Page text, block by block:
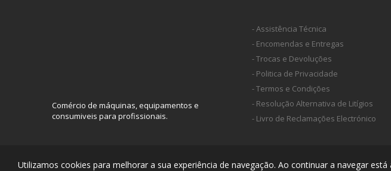
Utilizamos cookies para melhorar a sua experiência de navegação. Ao continuar a navegar está
Comércio de máquinas, equipamentos e
consumiveis para profissionais.
- Assistência Técnica
- Encomendas e Entregas
- Trocas e Devoluções
- Politica de Privacidade
- Termos e Condições
- Resolução Alternativa de Litígios
- Livro de Reclamações Electrónico